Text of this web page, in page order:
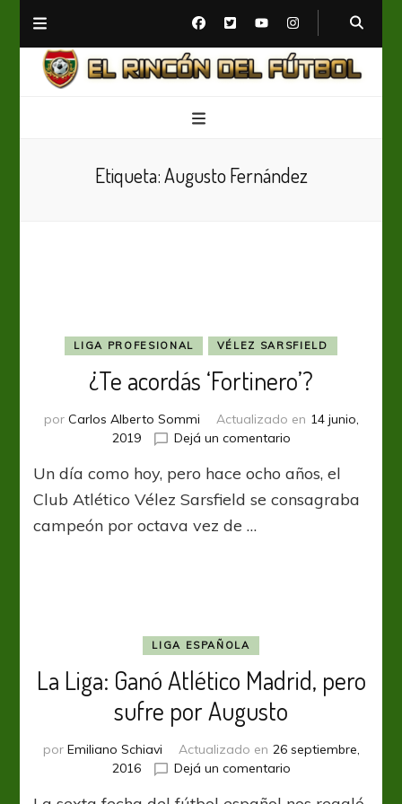
Etiqueta:Augusto Fernández
LIGA PROFESIONAL VÉLEZ SARSFIELD
¿Te acordás ‘Fortinero’?
por Carlos Alberto Sommi Actualizado en 14 junio,
2019
Dejá un comentarioen
acordás
‘Fortinero’?
Un día como hoy, pero hace ocho años, el
Club Atlético Vélez Sarsfield se consagraba
campeón por octava vez de …
LIGA ESPAÑOLA
La Liga: Ganó Atlético Madrid, pero
sufre por Augusto
por Emiliano Schiavi Actualizado en 26 septiembre,
2016
Dejá un comentarioen